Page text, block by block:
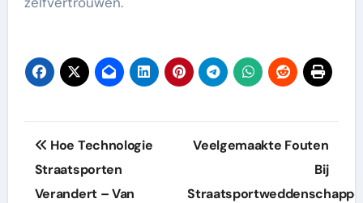
Post
navigation
Hoe Technologie
Straatsporten
Verandert – Van
Veelgemaakte Fouten
Bij